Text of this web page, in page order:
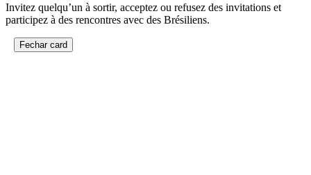
Invitez quelqu’un à sortir, acceptez ou refusez des invitations et
participez à des rencontres avec des Brésiliens.
Fechar card